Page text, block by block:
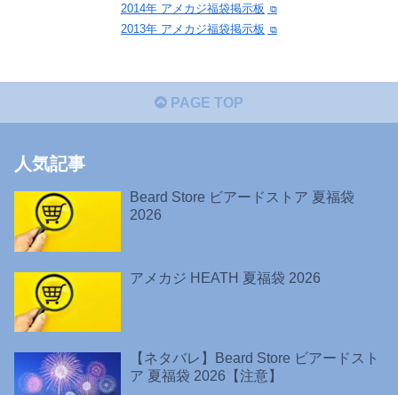
2014年 アメカジ福袋掲示板
2013年 アメカジ福袋掲示板
PAGE TOP
人気記事
Beard Store ビアードストア 夏福袋
2026
アメカジ HEATH 夏福袋 2026
【ネタバレ】Beard Store ビアードスト
ア 夏福袋 2026【注意】